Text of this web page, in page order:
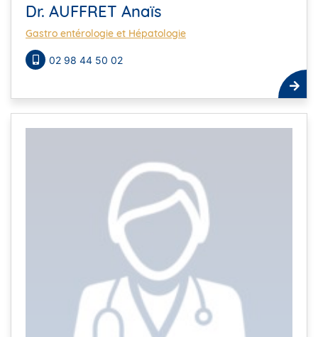
Dr. AUFFRET Anaïs
Gastro entérologie et Hépatologie
02 98 44 50 02